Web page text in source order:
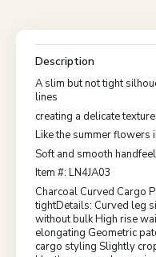
Description
A slim but not tight
lines
creating a delicate texture
Like the summer flowers
Soft and smooth
Item #: LN4JA03
Charcoal Curved Cargo
tightDetails: Curved leg
without bulk High rise
elongating Geometric
cargo styling Slightly